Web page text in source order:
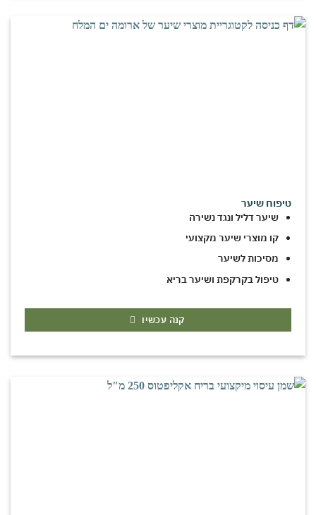
טיפוח שיער
שיער דליל ונגד נשירה
קו מוצרי שיער מקצועי
מסיכות לשיער
טיפול בקרקפת ושיער בריא
קנה עכשיו